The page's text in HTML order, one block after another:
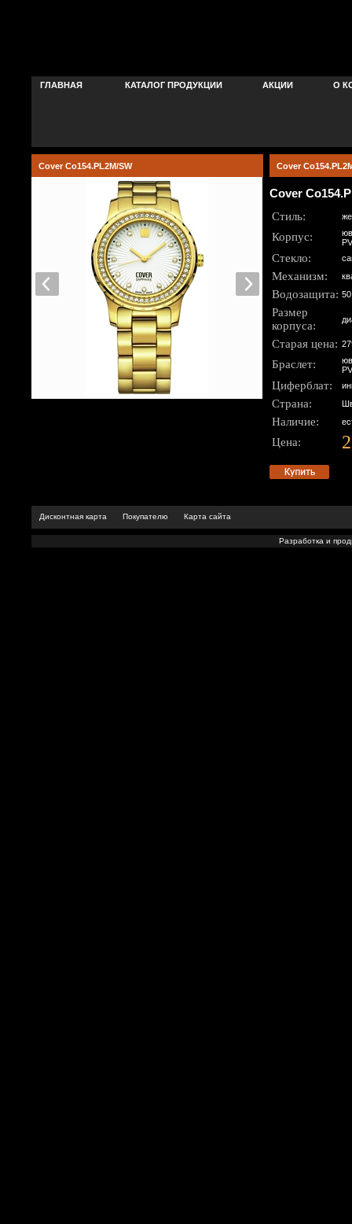
ГЛАВНАЯ КАТАЛОГ ПРОДУКЦИИ АКЦИИ О
Cover Co154.PL2M/SW Cover
Cover
Стиль:
Корпус:
Стекло:
Механизм:
Водозащита:
Размер
корпуса:
Старая цена:
Браслет:
Циферблат:
Страна:
Наличие:
Цена:
Дисконтная карта Покупателю Карта сайта
Разработка и